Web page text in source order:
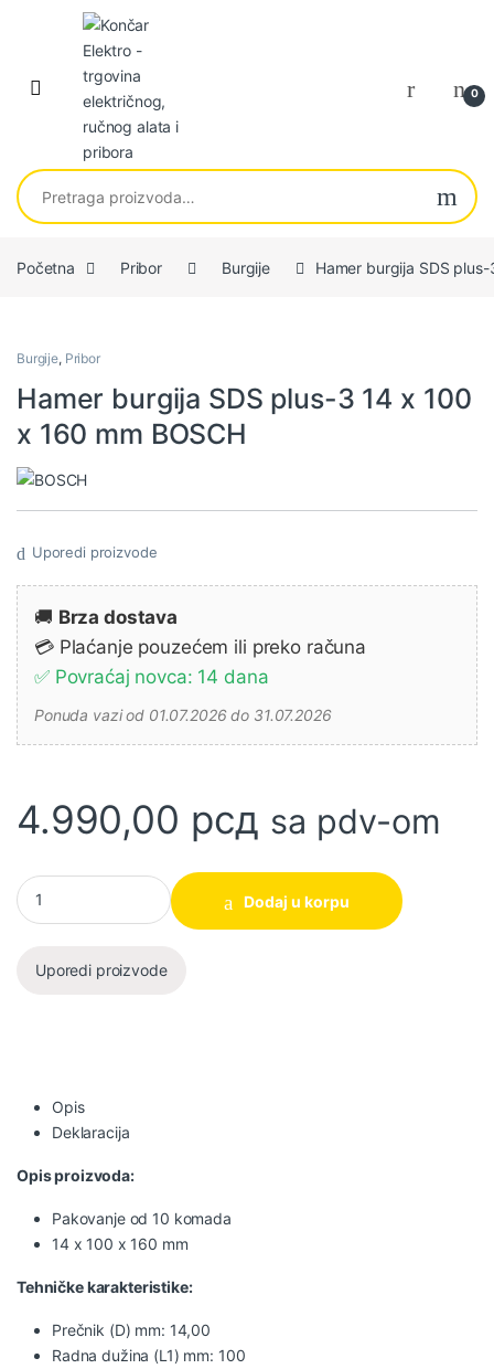
Skip to navigation
Skip to content
0
Pretraga za:
Početna Pribor Burgije Hamer burgija SDS
Burgije, Pribor
Hamer burgija SDS plus-3 14 x 100
x 160 mm BOSCH
Uporedi proizvode
🚚 Brza dostava
💳 Plaćanje pouzećem ili preko računa
✅ Povraćaj novca: 14 dana
Ponuda vazi od 01.07.2026 do 31.07.2026
4.990,00 рсд sa pdv-om
Hamer burgija SDS plus-3 14 x 100 x 160 mm BOSCH količina
Dodaj u korpu
Uporedi proizvode
Opis
Deklaracija
Opis proizvoda:
Pakovanje od 10 komada
14 x 100 x 160 mm
Tehničke karakteristike:
Prečnik (D) mm: 14,00
Radna dužina (L1) mm: 100